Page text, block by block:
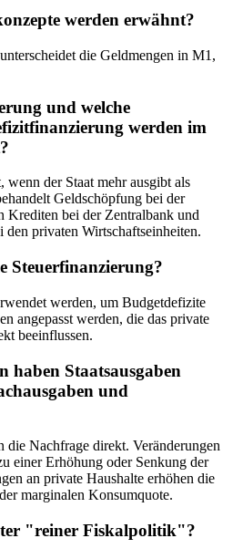
werden erwähnt?
die Geldmengen in M1,
und welche
werden im
der Staat mehr ausgibt als
Geldschöpfung bei der
Krediten bei der Zentralbank und
privaten Wirtschaftseinheiten.
Steuerfinanzierung?
werden, um Budgetdefizite
angepasst werden, die das private
beeinflussen.
haben Staatsausgaben
und
die Nachfrage direkt. Veränderungen
einer Erhöhung oder Senkung der
an private Haushalte erhöhen die
marginalen Konsumquote.
"reiner Fiskalpolitik"?